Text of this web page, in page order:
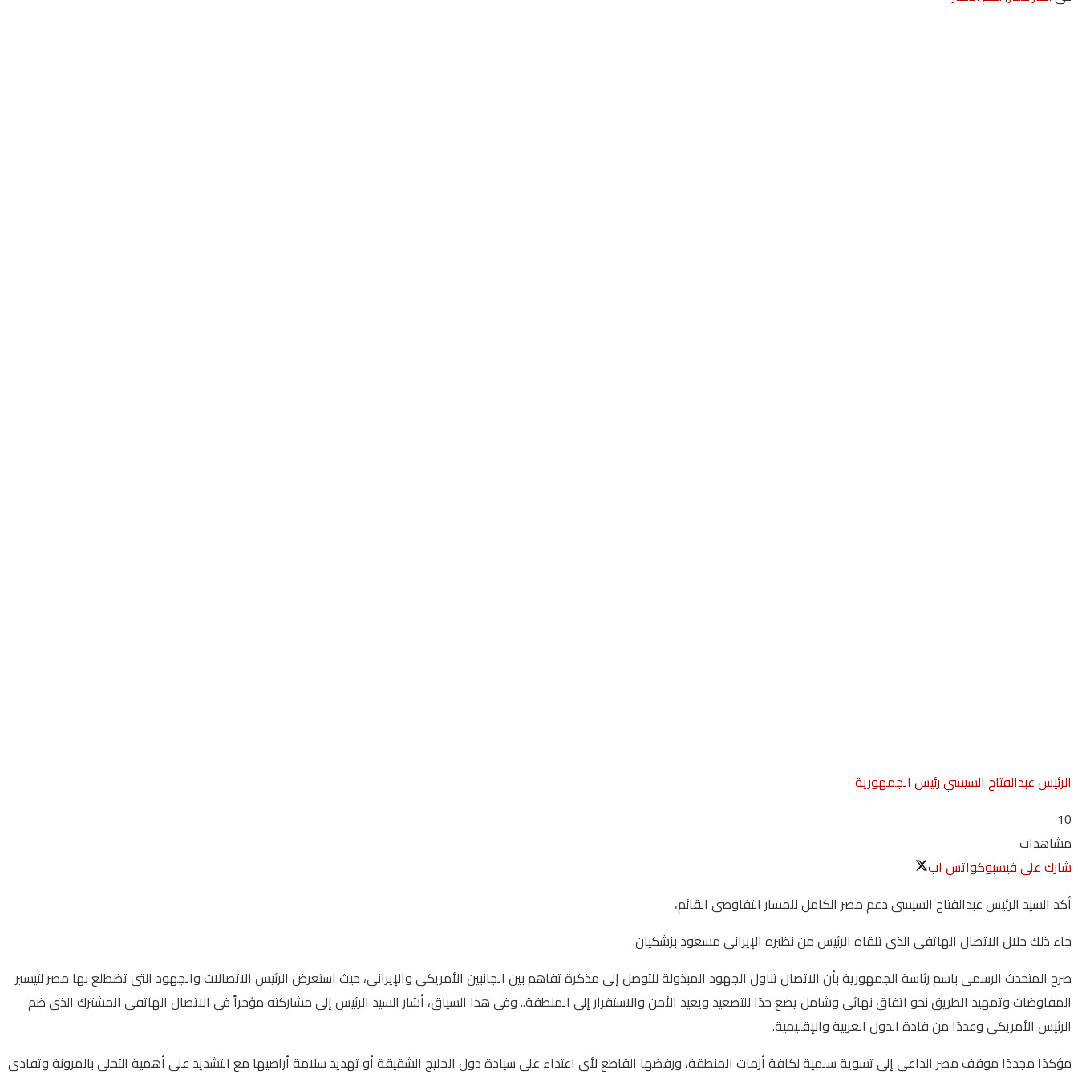
الرئيس عبدالفتاح السيسي رئيس الجمهورية
10
مشاهدات
شارك على فيسبوكواتس اب
أكد السيد الرئيس عبدالفتاح السيسى دعم مصر الكامل للمسار التفاوضى القائم،
جاء ذلك خلال الاتصال الهاتفى الذى تلقاه الرئيس من نظيره الإيرانى مسعود بزشكيان.
صرح المتحدث الرسمى باسم رئاسة الجمهورية بأن الاتصال تناول الجهود المبذولة للتوصل إلى مذكرة تفاهم بين الجانبين الأمريكى والإيرانى، حيث استعرض الرئيس الاتصالات والجهود التى تضطلع بها مصر لتيسير
المفاوضات وتمهيد الطريق نحو اتفاق نهائى وشامل يضع حدًا للتصعيد ويعيد الأمن والاستقرار إلى المنطقة.. وفى هذا السياق، أشار السيد الرئيس إلى مشاركته مؤخراً فى الاتصال الهاتفى المشترك الذى ضم
الرئيس الأمريكى وعددًا من قادة الدول العربية والإقليمية.
مؤكدًا مجددًا موقف مصر الداعى إلى تسوية سلمية لكافة أزمات المنطقة، ورفضها القاطع لأى اعتداء على سيادة دول الخليج الشقيقة أو تهديد سلامة أراضيها مع التشديد على أهمية التحلى بالمرونة وتفادى